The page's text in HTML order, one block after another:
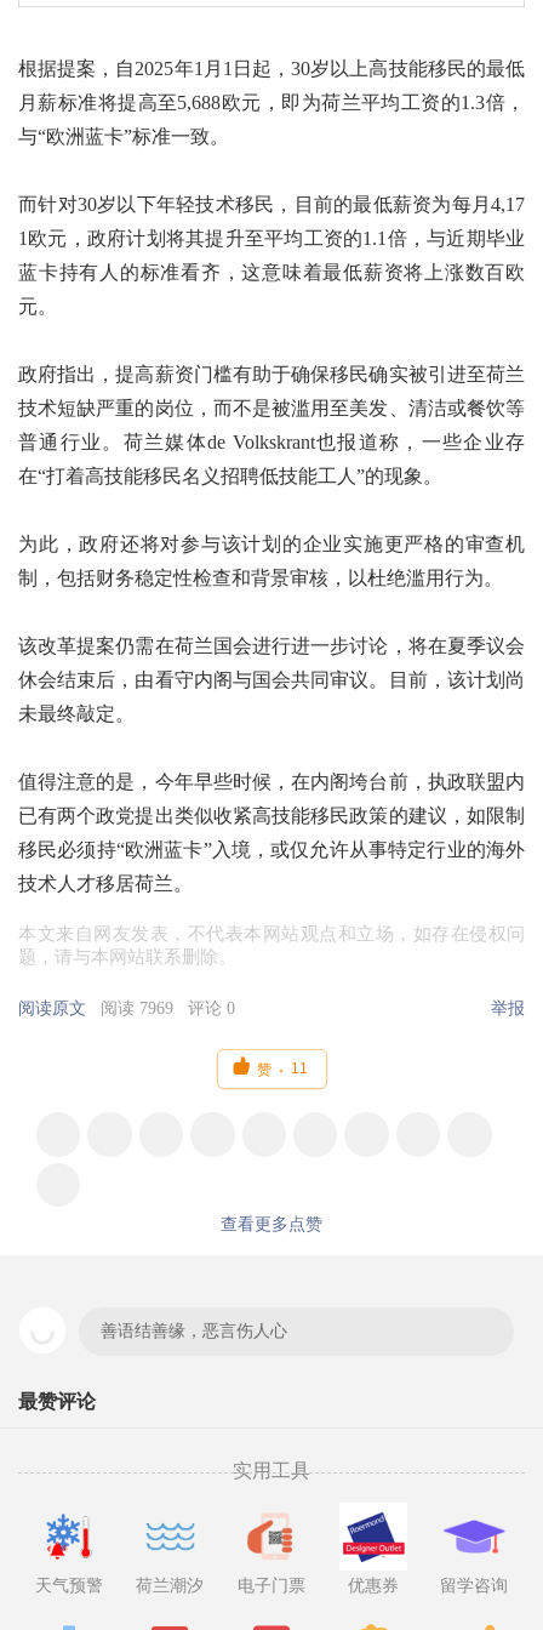
根据提案，自2025年1月1日起，30岁以上高技能移民的最低
月薪标准将提高至5,688欧元，即为荷兰平均工资的1.3倍，
与“欧洲蓝卡”标准一致。
而针对30岁以下年轻技术移民，目前的最低薪资为每月4,17
1欧元，政府计划将其提升至平均工资的1.1倍，与近期毕业
蓝卡持有人的标准看齐，这意味着最低薪资将上涨数百欧
元。
政府指出，提高薪资门槛有助于确保移民确实被引进至荷兰
技术短缺严重的岗位，而不是被滥用至美发、清洁或餐饮等
普通行业。荷兰媒体de Volkskrant也报道称，一些企业存
在“打着高技能移民名义招聘低技能工人”的现象。
为此，政府还将对参与该计划的企业实施更严格的审查机
制，包括财务稳定性检查和背景审核，以杜绝滥用行为。
该改革提案仍需在荷兰国会进行进一步讨论，将在夏季议会
休会结束后，由看守内阁与国会共同审议。目前，该计划尚
未最终敲定。
值得注意的是，今年早些时候，在内阁垮台前，执政联盟内
已有两个政党提出类似收紧高技能移民政策的建议，如限制
移民必须持“欧洲蓝卡”入境，或仅允许从事特定行业的海外
技术人才移居荷兰。
本文来自网友发表，不代表本网站观点和立场，如存在侵权问
题，请与本网站联系删除。
阅读原文 阅读 7969 评论 0 举报
 赞 11
查看更多点赞
善语结善缘，恶言伤人心
最赞评论
实用工具
天气预警 荷兰潮汐 电子门票 优惠券 留学咨询